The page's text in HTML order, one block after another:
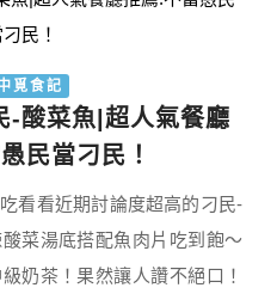
覓食記
-酸菜魚|超人氣餐廳
民當刁民！
看看近期討論度超高的刁民-
菜湯底搭配魚肉片吃到飽～
奶茶！果然讓人讚不絕口！